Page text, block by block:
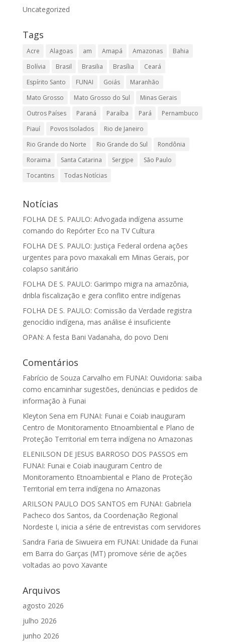
Uncategorized
Tags
Acre Alagoas am Amapá Amazonas
Bahia
Bolívia
Brasil Brasilia Brasília
Ceará
Espírito Santo
FUNAI Goiás
Maranhão
Mato Grosso
Mato Grosso do Sul
Minas Gerais
Outros Países
Paraná Paraíba Pará
Pernambuco
Piauí
Povos Isolados
Rio de Janeiro
Rio Grande do Norte
Rio Grande do Sul
Rondônia
Roraima
Santa Catarina Sergipe
São Paulo
Tocantins
Todas Notícias
Notícias
FOLHA DE S. PAULO: Advogada indígena assume
comando do Repórter Eco na TV Cultura
FOLHA DE S. PAULO: Justiça Federal ordena ações
urgentes para povo maxakali em Minas Gerais, por
colapso sanitário
FOLHA DE S. PAULO: Garimpo migra na amazônia,
dribla fiscalização e gera conflito entre indígenas
FOLHA DE S. PAULO: Comissão da Verdade registra
genocídio indígena, mas análise é insuficiente
OPAN: A festa Bani Vadanaha, do povo Deni
Comentários
Fabrício de Souza Carvalho em FUNAI: Ouvidoria: saiba
como encaminhar sugestões, denúncias e pedidos de
informação à Funai
Kleyton Sena em FUNAI: Funai e Coiab inauguram
Centro de Monitoramento Etnoambiental e Plano de
Proteção Territorial em terra indígena no Amazonas
ELENILSON DE JESUS BARROSO DOS PASSOS em
FUNAI: Funai e Coiab inauguram Centro de
Monitoramento Etnoambiental e Plano de Proteção
Territorial em terra indígena no Amazonas
ARILSON PAULO DOS SANTOS em FUNAI: Gabriela
Pacheco dos Santos, da Coordenação Regional
Nordeste I, inicia a série de entrevistas com servidores
Sandra Faria de Siwueira em FUNAI: Unidade da Funai
em Barra do Garças (MT) promove série de ações
voltadas ao povo Xavante
Arquivos
agosto 2026
julho 2026
junho 2026